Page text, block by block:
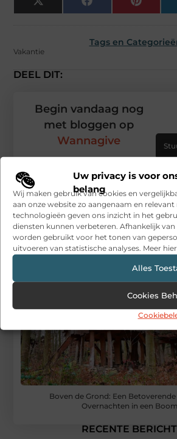
Uw privacy is voor
belang
Wij maken gebruik van cookies en
aan onze website zo aangenaam en
technologieën geven ons inzicht in het
diensten kunnen verbeteren. Afhankelijk
worden gebruikt voor het tonen van
uitvoeren van statistische analyses. Meer
Alles
Cookies
X
(Twitter)
Facebook
Tags en
Vakantie
DEEL DIT:
Boven de Grond: Een
Overnachten in een
RECENTE
Begin vandaag nog
met bloggen op
Wannagive